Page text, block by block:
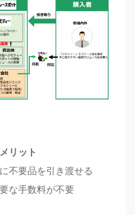
リット
不要品を引き渡せる
な手数料が不要